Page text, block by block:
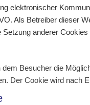
elektronischer
Als Betreiber dieser
anderer
Besucher die
Der Cookie wird nach